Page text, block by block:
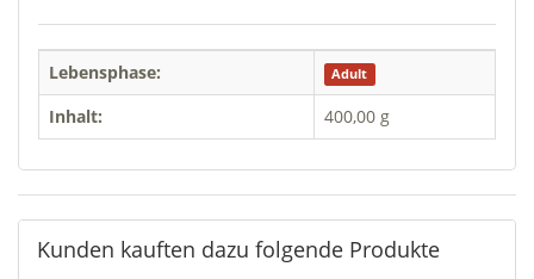
Lebensphase: Adult
Inhalt: 400,00 g
Kunden kauften dazu folgende Produkte